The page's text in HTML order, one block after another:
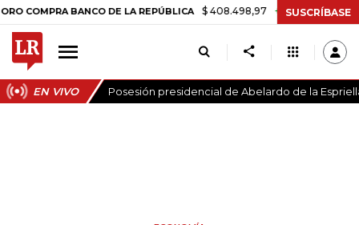
BANCO DE LA REPÚBLICA $ 408.498,97 +$ 8.753,81 +2,19%
SUSCRÍBASE
EN VIVO Posesión presidencial de Abelardo de la